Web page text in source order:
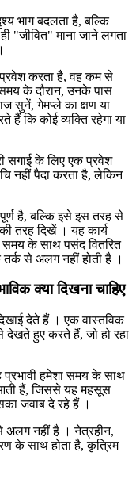
भाग बदलता है, बल्कि
"जीवित" माना जाने लगता
करता है, वह कम से
के दौरान, उनके पास
सुनें, गेमप्ले का क्षण या
कि कोई व्यक्ति रहेगा या
सगाई के लिए एक प्रवेश
नहीं पैदा करता है, लेकिन
है, बल्कि इसे इस तरह से
तरह दिखें । यह कार्य
समय के साथ पसंद वितरित
तर्क से अलग नहीं होती है ।
क्या दिखना चाहिए
देते हैं । एक वास्तविक
देखते हुए करते हैं, जो हो रहा
प्रभावी हमेशा समय के साथ
आती हैं, जिससे यह महसूस
जवाब दे रहे हैं ।
अलग नहीं है । नेत्रहीन,
के साथ होता है, कृत्रिम